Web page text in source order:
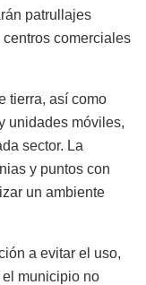
patrullajes
comerciales
tierra, así como
unidades móviles,
sector. La
y puntos con
un ambiente
a evitar el uso,
municipio no